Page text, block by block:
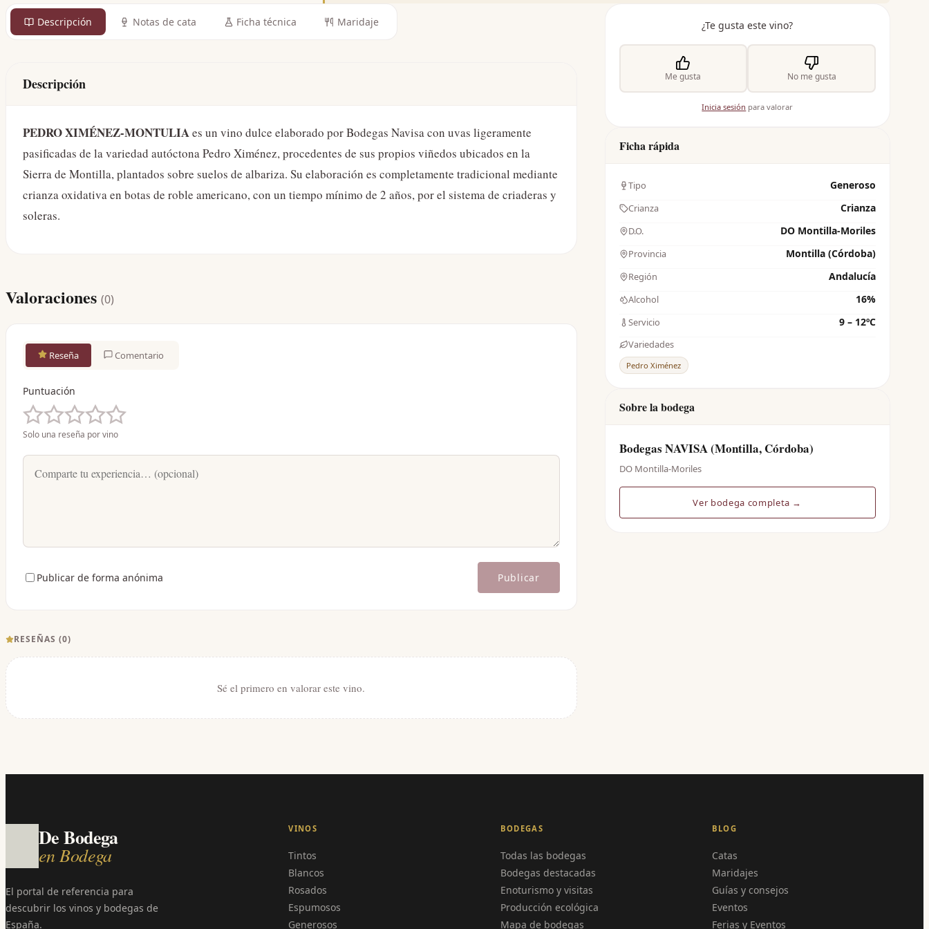
Descripción Notas de cata Ficha técnica Maridaje
Descripción
PEDRO XIMÉNEZ-MONTULIAes un vino dulce elaborado por Bodegas Navisa con uvas ligeramente
pasificadas de la variedad autóctona Pedro Ximénez, procedentes de sus propios viñedos ubicados en la
Sierra de Montilla, plantados sobre suelos de albariza. Su elaboración es completamente tradicional mediante
crianza oxidativa en botas de roble americano, con un tiempo mínimo de 2 años, por el sistema de criaderas y
soleras.
Valoraciones (0)
Reseña Comentario
Puntuación
Solo una reseña por vino
Publicar de forma anónima Publicar
RESEÑAS (0)
Sé el primero en valorar este vino.
¿Te gusta este vino?
Me gusta No me gusta
Inicia sesión para valorar
Ficha rápida
Tipo Generoso
Crianza Crianza
D.O. DO Montilla-Moriles
Provincia Montilla (Córdoba)
Región Andalucía
Alcohol 16%
Servicio 9 – 12ºC
Variedades
Pedro Ximénez
Sobre la bodega
Bodegas NAVISA (Montilla, Córdoba)
DO Montilla-Moriles
Ver bodega completa →
De Bodega
en Bodega
El portal de referencia para
descubrir los vinos y bodegas de
España.
VINOS
Tintos
Blancos
Rosados
Espumosos
Generosos
BODEGAS
Todas las bodegas
Bodegas destacadas
Enoturismo y visitas
Producción ecológica
Mapa de bodegas
BLOG
Catas
Maridajes
Guías y consejos
Eventos
Ferias y Eventos